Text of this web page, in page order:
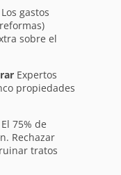
gastos
sobre el
Expertos
propiedades
75% de
Rechazar
tratos